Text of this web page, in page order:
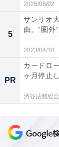
2026/08/02
5
サンリオ
由。“圏外
2023/04/18
PR
カードロ
ヶ月停止
渋谷法務総